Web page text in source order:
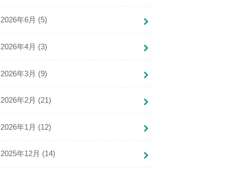
2026年6月 (5)
2026年4月 (3)
2026年3月 (9)
2026年2月 (21)
2026年1月 (12)
2025年12月 (14)